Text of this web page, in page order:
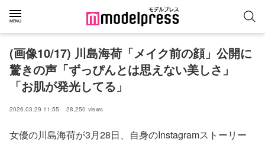
(画像10/17) 川島海荷「メイク前の顔」公開に
驚きの声「ずっぴんとは思えない美しさ」
「お肌が発光してる」
2026.03.29 11:55 28,250 views
女優の川島海荷が3月28日、自身のInstagramストーリー